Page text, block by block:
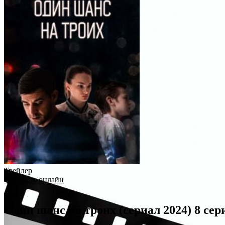
Трейлер
Смотреть онлайн
Один шанс на троих (сериал 2024) 8